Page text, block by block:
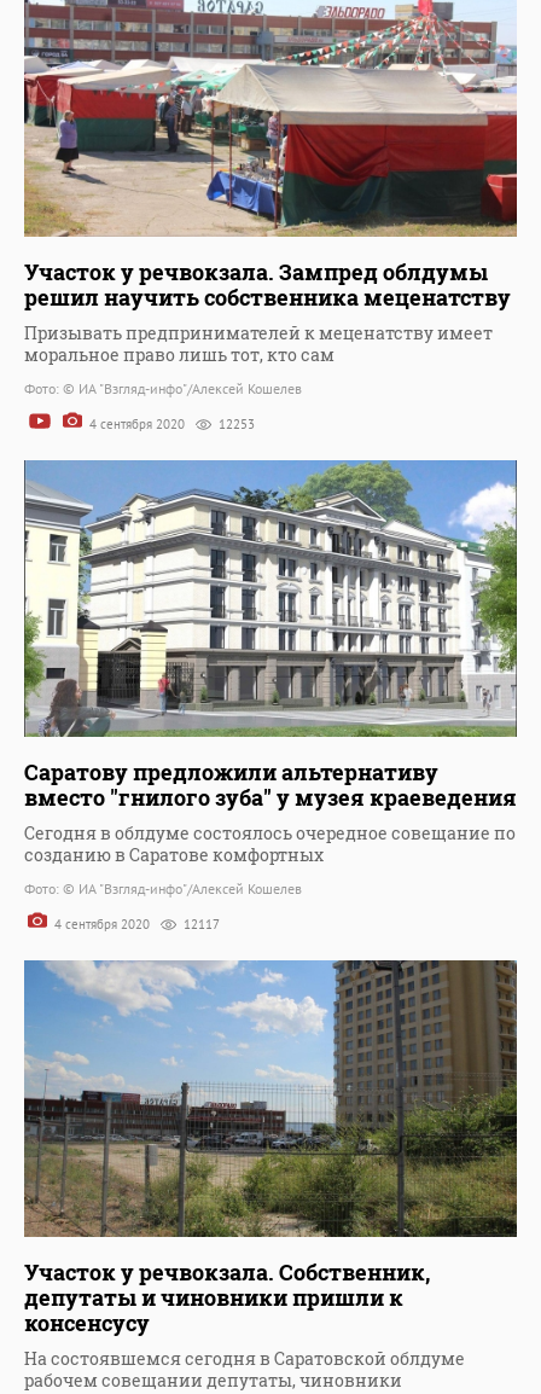
Участок у речвокзала. Зампред облдумы
решил научить собственника меценатству
Призывать предпринимателей к меценатству имеет
моральное право лишь тот, кто сам
Фото: © ИА "Взгляд-инфо"/Алексей Кошелев
4 сентября 2020 12253
Саратову предложили альтернативу
вместо "гнилого зуба" у музея краеведения
Сегодня в облдуме состоялось очередное совещание по
созданию в Саратове комфортных
Фото: © ИА "Взгляд-инфо"/Алексей Кошелев
4 сентября 2020 12117
Участок у речвокзала. Собственник,
депутаты и чиновники пришли к
консенсусу
На состоявшемся сегодня в Саратовской облдуме
рабочем совещании депутаты, чиновники